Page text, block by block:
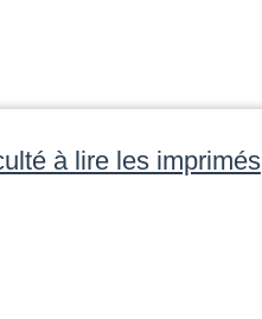
à lire les imprimés